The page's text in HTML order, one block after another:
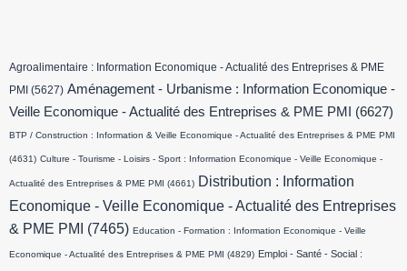
Agroalimentaire : Information Economique - Actualité des Entreprises & PME
PMI (5627) Aménagement - Urbanisme : Information Economique -
Veille Economique - Actualité des Entreprises & PME PMI
(6627)
BTP / Construction : Information & Veille Economique - Actualité des Entreprises & PME PMI
(4631) Culture - Tourisme - Loisirs - Sport : Information Economique - Veille Economique -
Actualité des Entreprises & PME PMI (4661) Distribution : Information
Economique - Veille Economique - Actualité des Entreprises
& PME PMI
(7465) Education - Formation : Information Economique - Veille
Economique - Actualité des Entreprises & PME PMI (4829) Emploi - Santé - Social :